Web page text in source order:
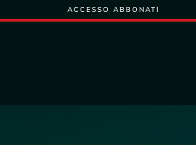
ACCESSO ABBONATI